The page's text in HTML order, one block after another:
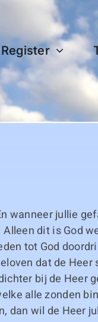
Register
wanneer jullie
dit is God
tot God
dat de
bij de Heer
alle zonden
dan wil de Heer